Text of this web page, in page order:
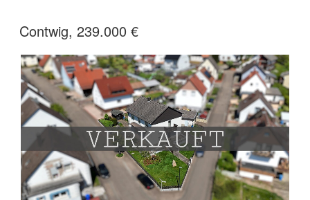
Contwig, 239.000 €